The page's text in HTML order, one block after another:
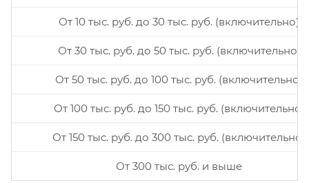
От 10 тыс. руб. до 30 тыс. руб. (включительно)
От 30 тыс. руб. до 50 тыс. руб. (включительно)
От 50 тыс. руб. до 100 тыс. руб. (включительно)
От 100 тыс. руб. до 150 тыс. руб. (включительно)
От 150 тыс. руб. до 300 тыс. руб. (включительно)
От 300 тыс. руб. и выше